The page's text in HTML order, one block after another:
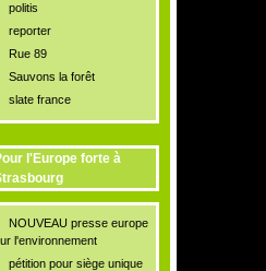
politis
reporter
Rue 89
Sauvons la forêt
slate france
l'Europe forte à
NOUVEAU presse europe
l'environnement
pétition pour siège unique